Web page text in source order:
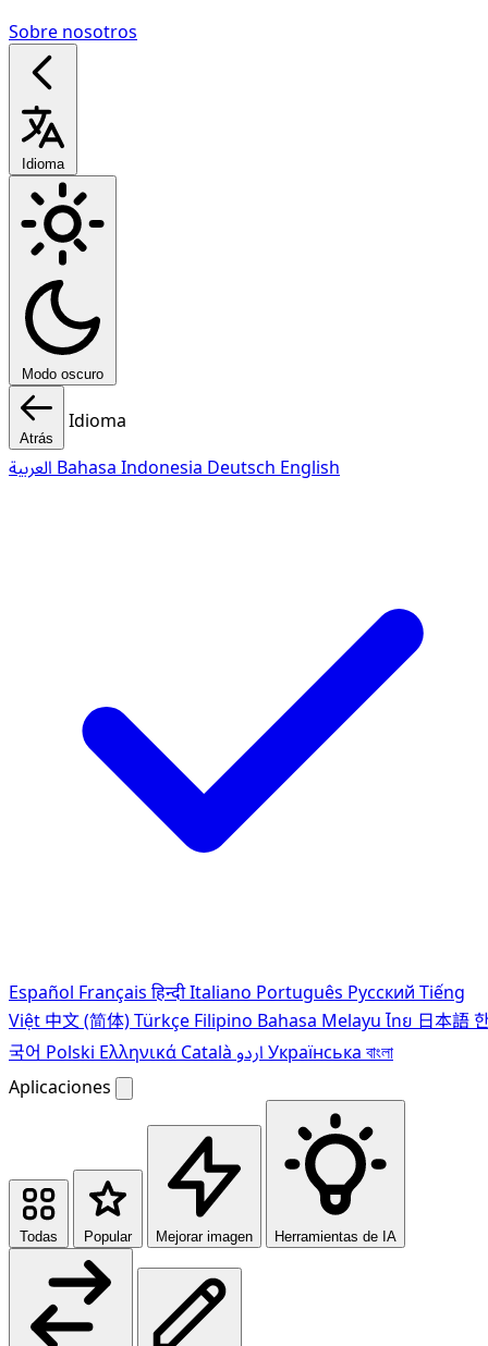
Sobre nosotros
Idioma
Modo oscuro
Atrás
Idioma
Bahasa Indonesia Deutsch English
Español Français हिन्दीItaliano Português Pусский Tiếng
Việt 中文 (简体)Türkçe Filipino Bahasa Melayu ไทย 日本語
국어 Polski Ελληνικά Català Українська বাংলা
Aplicaciones
Todas Popular Mejorar imagen Herramientas de IA